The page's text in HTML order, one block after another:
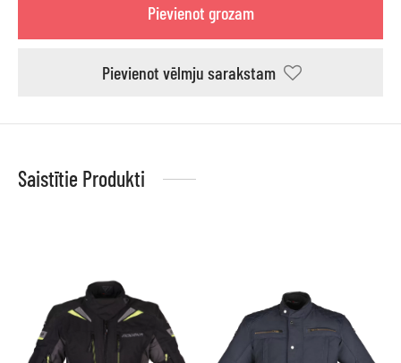
Pievienot grozam
Pievienot vēlmju sarakstam
Saistītie Produkti